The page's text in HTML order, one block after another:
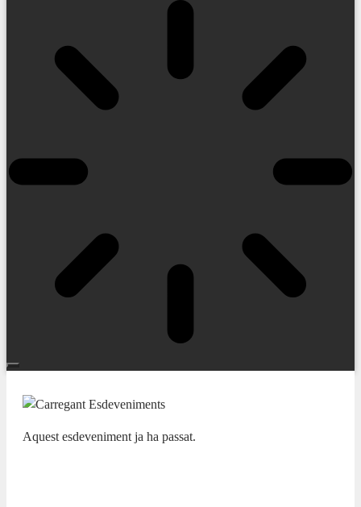
Aquest esdeveniment ja ha passat.